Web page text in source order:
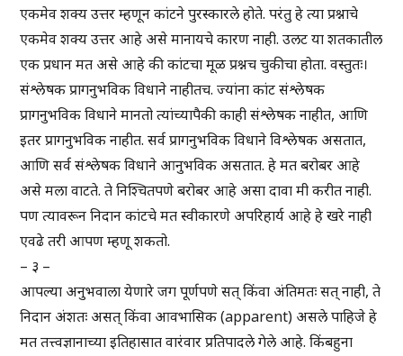
एकमेव शक्य उत्तर म्हणून कांटने पुरस्कारले होते. परंतु हे त्या प्रश्नाचे
एकमेव शक्य उत्तर आहे असे मानायचे कारण नाही. उलट या शतकातील
एक प्रधान मत असे आहे की कांटचा मूळ प्रश्नच चुकीचा होता. वस्तुतः।
संश्लेषक प्रागनुभविक विधाने नाहीतच. ज्यांना कांट संश्लेषक
प्रागनुभविक विधाने मानतो त्यांच्यापैकी काही संश्लेषक नाहीत, आणि
इतर प्रागनुभविक नाहीत. सर्व प्रागनुभविक विधाने विश्लेषक असतात,
आणि सर्व संश्लेषक विधाने आनुभविक असतात. हे मत बरोबर आहे
असे मला वाटते. ते निश्चितपणे बरोबर आहे असा दावा मी करीत नाही.
पण त्यावरून निदान कांटचे मत स्वीकारणे अपरिहार्य आहे हे खरे नाही
एवढे तरी आपण म्हणू शकतो.
– ३ –
आपल्या अनुभवाला येणारे जग पूर्णपणे सत् किंवा अंतिमतः सत् नाही, ते
निदान अंशतः असत् किंवा आवभासिक (apparent) असले पाहिजे हे
मत तत्त्वज्ञानाच्या इतिहासात वारंवार प्रतिपादले गेले आहे. किंबहुना